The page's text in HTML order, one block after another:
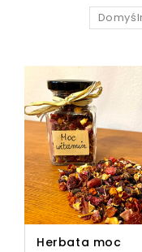
Herbata moc